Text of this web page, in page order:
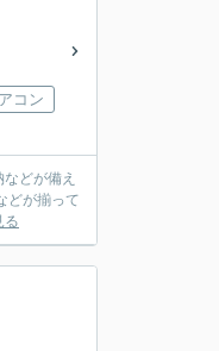
コン
どが備え
どが揃って
る